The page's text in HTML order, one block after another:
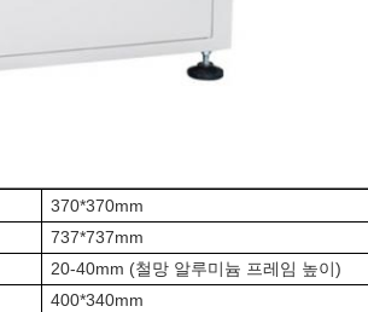
370*370mm
737*737mm
20-40mm (철망 알루미늄 프레임 높이)
400*340mm